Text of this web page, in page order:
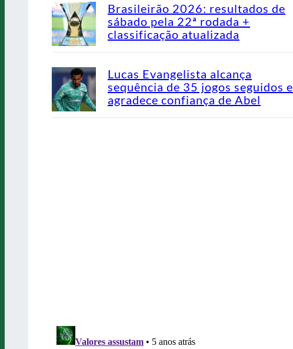
Brasileirão 2026: resultados de
sábado pela 22ª rodada +
classificação atualizada
Lucas Evangelista alcança
sequência de 35 jogos seguidos e
agradece confiança de Abel